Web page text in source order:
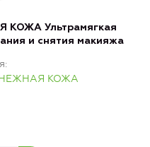
КОЖА Ультрамягкая
и снятия макияжа
КОЖА